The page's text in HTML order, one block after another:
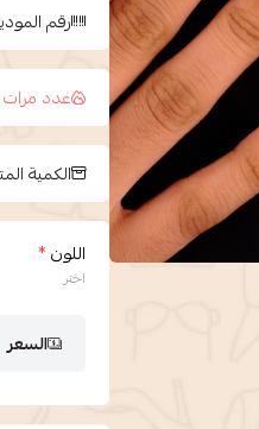
رقم
عدد مرات
الكمية
اللون*
اختر
السعر